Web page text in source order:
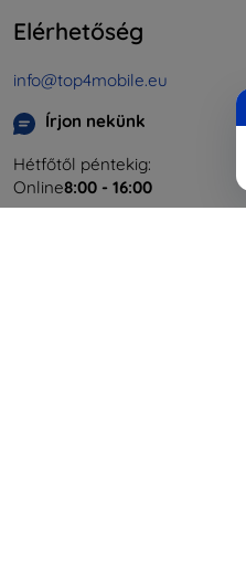
Elérhetőség
info@top4mobile.eu
Írjon nekünk
Hétfőtől péntekig:
Online8:00 - 16:00